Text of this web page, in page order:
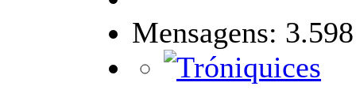
Mensagens: 3.598